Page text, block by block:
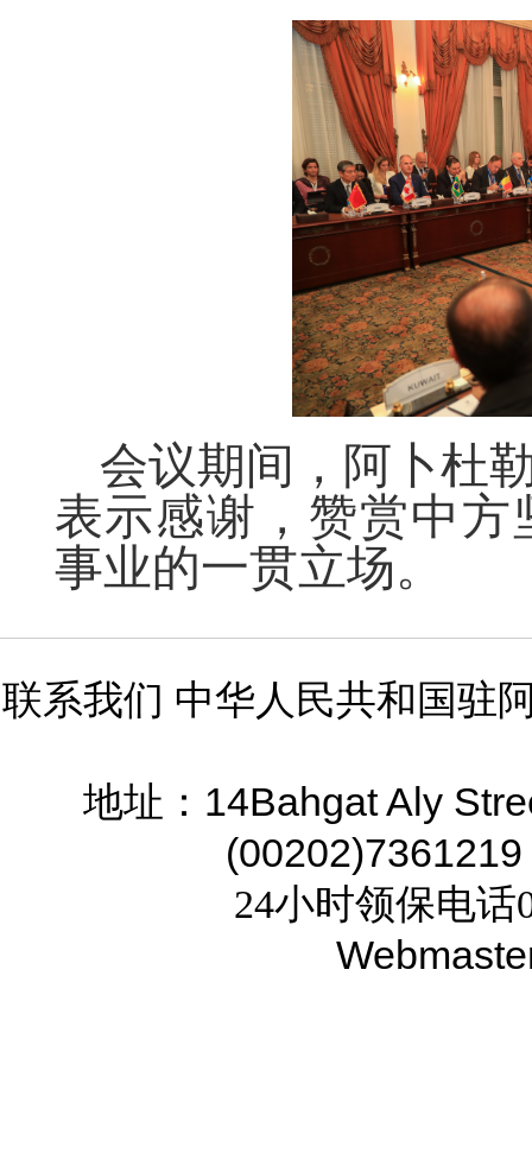
会议期间，阿卜杜
表示感谢，赞赏中
事业的一贯立场。
联系我们 中华人民共和国驻
地址： 14Bahgat Aly
(00202)7361219
24小时领保电话